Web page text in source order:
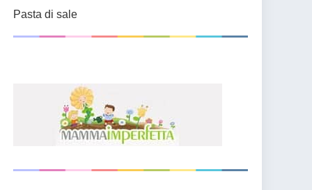
Pasta di sale